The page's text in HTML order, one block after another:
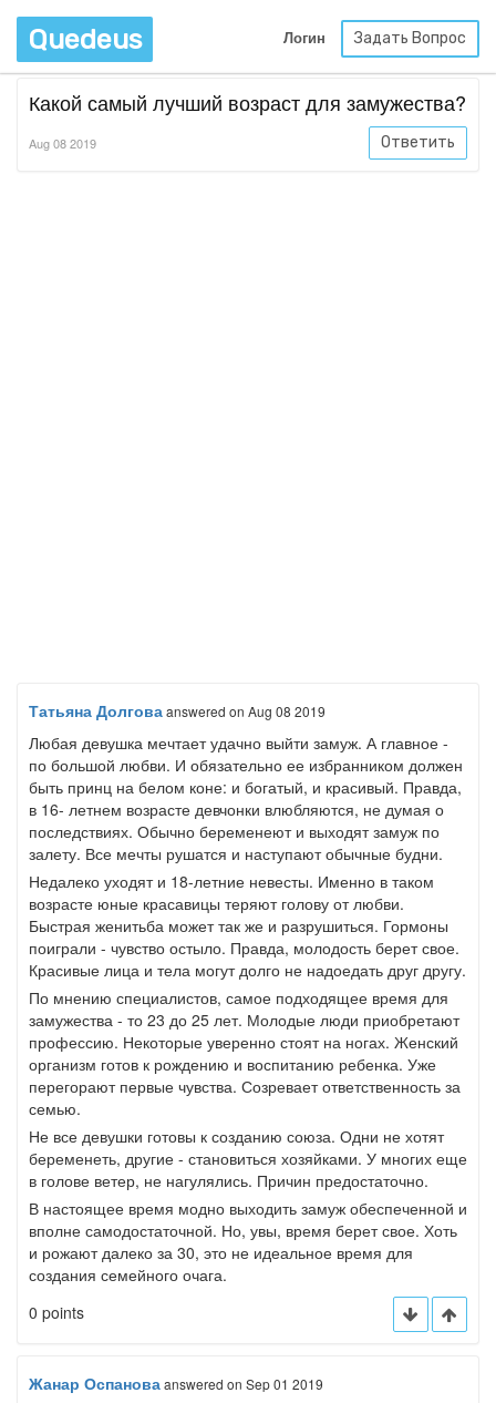
Quedeus Логин Задать Вопрос
Какой самый лучший возраст для замужества?
Aug 08 2019 Ответить
Татьяна Долговаanswered on Aug 08 2019
Любая девушка мечтает удачно выйти замуж. А главное -
по большой любви. И обязательно ее избранником должен
быть принц на белом коне: и богатый, и красивый. Правда,
в 16- летнем возрасте девчонки влюбляются, не думая о
последствиях. Обычно беременеют и выходят замуж по
залету. Все мечты рушатся и наступают обычные будни.
Недалеко уходят и 18-летние невесты. Именно в таком
возрасте юные красавицы теряют голову от любви.
Быстрая женитьба может так же и разрушиться. Гормоны
поиграли - чувство остыло. Правда, молодость берет свое.
Красивые лица и тела могут долго не надоедать друг другу.
По мнению специалистов, самое подходящее время для
замужества - то 23 до 25 лет. Молодые люди приобретают
профессию. Некоторые уверенно стоят на ногах. Женский
организм готов к рождению и воспитанию ребенка. Уже
перегорают первые чувства. Созревает ответственность за
семью.
Не все девушки готовы к созданию союза. Одни не хотят
беременеть, другие - становиться хозяйками. У многих еще
в голове ветер, не нагулялись. Причин предостаточно.
В настоящее время модно выходить замуж обеспеченной и
вполне самодостаточной. Но, увы, время берет свое. Хоть
и рожают далеко за 30, это не идеальное время для
создания семейного очага.
0 points
Жанар Оспановаanswered on Sep 01 2019